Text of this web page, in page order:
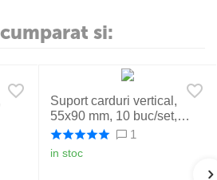
si:
Suport carduri vertical,
55x90 mm, 10 buc/set,
KEJEA T-151V1
in stoc